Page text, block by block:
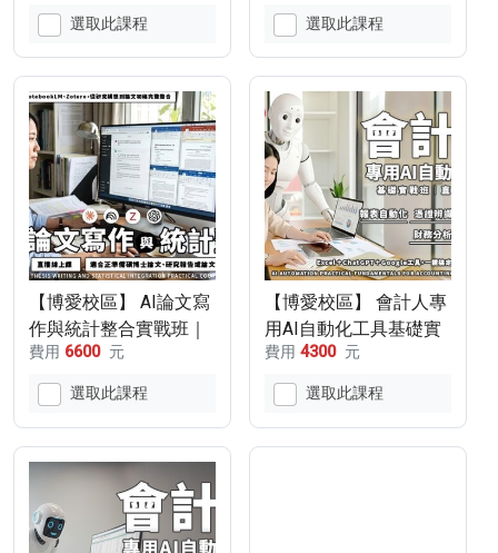
選取此課程
Canva｜直播線上課程
選取此課程
【博愛校區】 AI論文寫
作與統計整合實戰班｜
直播線上課程
費用 6600 元
選取此課程
【博愛校區】 會計人專
用AI自動化工具基礎實
戰班｜直播線上課程
費用 4300 元
選取此課程